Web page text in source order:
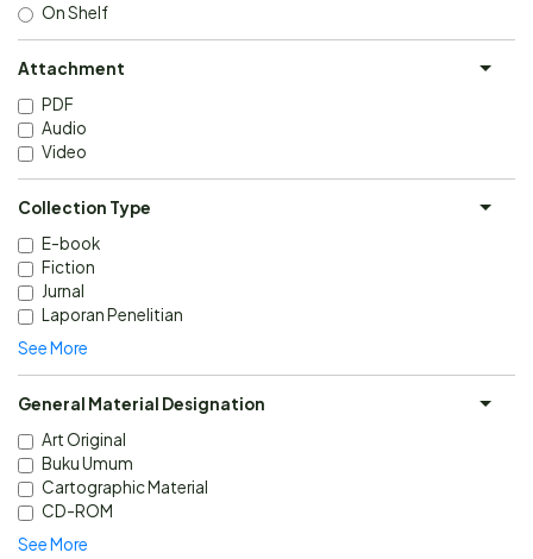
On Shelf
Attachment
PDF
Audio
Video
Collection Type
E-book
Fiction
Jurnal
Laporan Penelitian
See More
General Material Designation
Art Original
Buku Umum
Cartographic Material
CD-ROM
See More